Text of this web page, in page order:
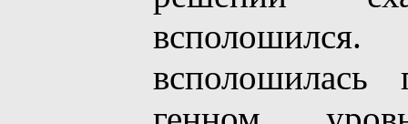
всполошилась